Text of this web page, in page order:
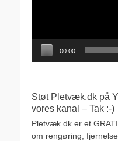
00:00
Støt Pletvæk.dk på
vores kanal – Tak :-)
Pletvæk.dk er et
om rengøring,